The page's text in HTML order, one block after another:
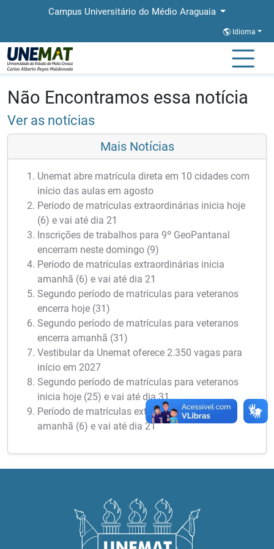
Campus Universitário do Médio Araguaia
Idioma
Página Inicial
Não Encontramos essa notícia
Ver as notícias
Mais Notícias
Unemat abre matrícula direta em 10 cidades com
início das aulas em agosto
Período de matrículas extraordinárias inicia hoje
(6) e vai até dia 21
Inscrições de trabalhos para 9º GeoPantanal
encerram neste domingo (9)
Período de matrículas extraordinárias inicia
amanhã (6) e vai até dia 21
Segundo período de matrículas para veteranos
encerra hoje (31)
Segundo período de matrículas para veteranos
encerra amanhã (31)
Vestibular da Unemat oferece 2.350 vagas para
início em 2027
Segundo período de matrículas para veteranos
inicia hoje (25) e vai até dia 31
Período de matrículas extraordinárias inicia
amanhã (6) e vai até dia 21